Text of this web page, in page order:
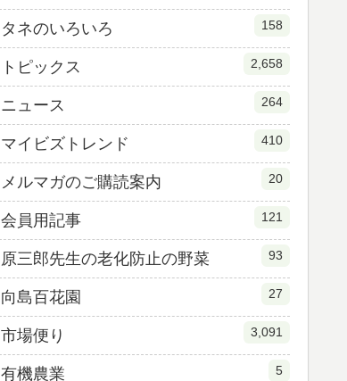
タネのいろいろ 158
トピックス 2,658
ニュース 264
マイビズトレンド 410
メルマガのご購読案内 20
会員用記事 121
原三郎先生の老化防止の野菜 93
向島百花園 27
市場便り 3,091
有機農業 5